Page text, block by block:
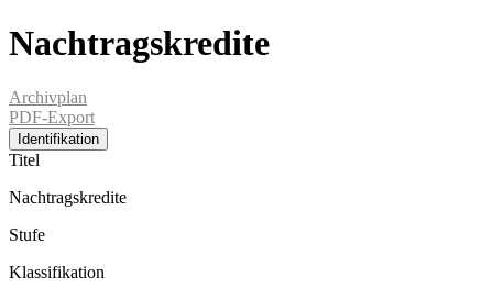
Nachtragskredite
Archivplan
PDF-Export
Identifikation
Titel
Nachtragskredite
Stufe
Klassifikation